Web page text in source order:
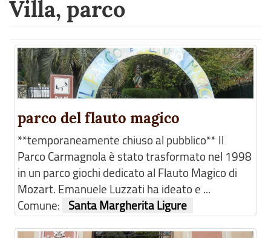
Villa, parco
parco del flauto magico
**temporaneamente chiuso al pubblico** Il
Parco Carmagnola è stato trasformato nel 1998
in un parco giochi dedicato al Flauto Magico di
Mozart. Emanuele Luzzati ha ideato e ...
Comune:
Santa Margherita Ligure